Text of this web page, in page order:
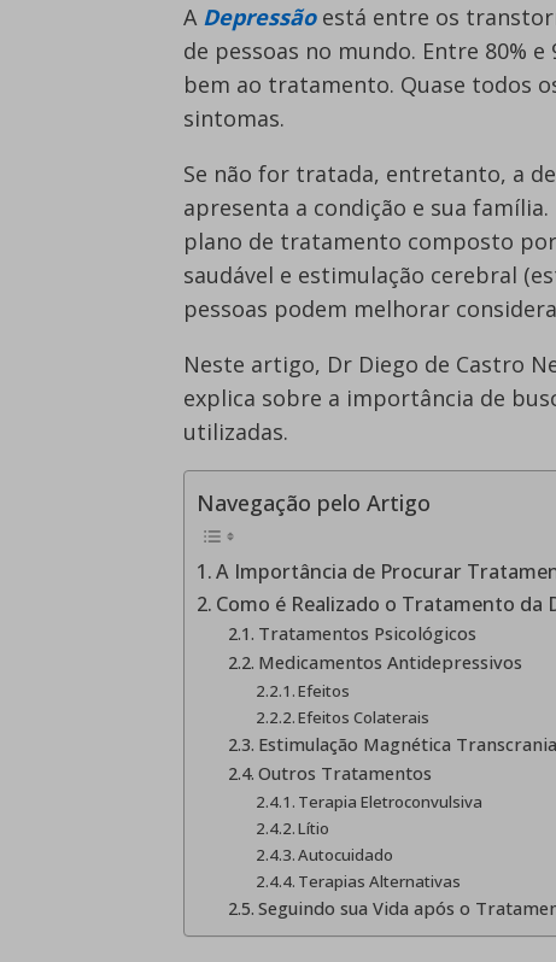
A Depressãoestá entre os
de pessoas no mundo. Entre 80%
bem ao tratamento. Quase todos
sintomas.
Se não for tratada, entretanto, a
apresenta a condição e sua
plano de tratamento composto
saudável e estimulação cerebral
pessoas podem melhorar
Neste artigo, Dr Diego de Castro
explica sobre a importância de
utilizadas.
Navegação pelo Artigo
A Importância de Procurar
Como é Realizado o Tratamento da
Tratamentos Psicológicos
Medicamentos Antidepressivos
Efeitos
Efeitos Colaterais
Estimulação Magnética
Outros Tratamentos
Terapia Eletroconvulsiva
Lítio
Autocuidado
Terapias Alternativas
Seguindo sua Vida após o